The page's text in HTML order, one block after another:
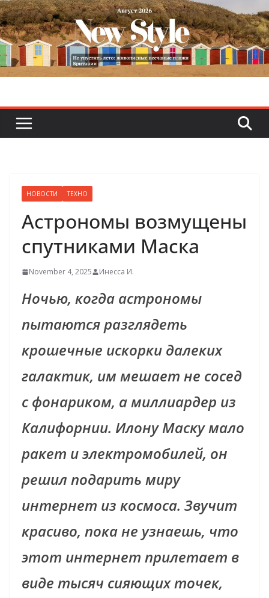
Skip
to
content
НОВОСТИ ТЕХНО
Астрономы возмущены
спутниками Маска
November 4, 2025 Инесса И.
Ночью, когда астрономы
пытаются разглядеть
крошечные искорки далеких
галактик, им мешает не сосед
с фонариком, а миллиардер из
Калифорнии. Илону Маску мало
ракет и электромобилей, он
решил подарить миру
интернет из космоса. Звучит
красиво, пока не узнаешь, что
этот интернет прилетает в
виде тысяч сияющих точек,